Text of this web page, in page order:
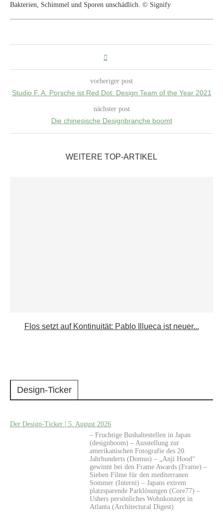
Bakterien, Schimmel und Sporen unschädlich. © Signify
vorheriger post
Studio F. A. Porsche ist Red Dot: Design Team of the Year 2021
nächster post
Die chinesische Designbranche boomt
WEITERE TOP-ARTIKEL
Flos setzt auf Kontinuität: Pablo Illueca ist neuer...
Design-Ticker
Der Design-Ticker | 5. August 2026
– Fruchtige Bushaltestellen in Japan
(designboom) – Ausstellung zur
amerikanischen Fotografie des 20.
Jahrhunderts (Domus) – „Anji Hood“
gewinnt bei den Frame Awards (Frame) –
Sieben Filme für den mediterranen
Sommer (Interni) – Japans extrem
platzsparende Parklösungen (Core77) –
Ushers persönliches Wohnkonzept in
Atlanta (Architectural Digest)